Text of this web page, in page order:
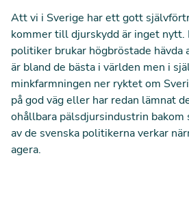
Att vi i Sverige har ett gott
kommer till djurskydd är inget nytt.
politiker brukar högbröstade hävda
är bland de bästa i världen men i
minkfarmningen ner ryktet om
på god väg eller har redan lämnat
ohållbara pälsdjursindustrin
av de svenska politikerna verkar
agera.